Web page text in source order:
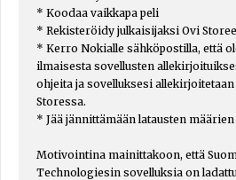
* Koodaa vaikkapa peli
* Rekisteröidy julkaisijaksi Ovi
* Kerro Nokialle sähköpostilla, että
ilmaisesta sovellusten
ohjeita ja sovelluksesi allekirjoitetaan
Storessa.
* Jää jännittämään latausten määrien
Motivointina mainittakoon, että
Technologiesin sovelluksia on